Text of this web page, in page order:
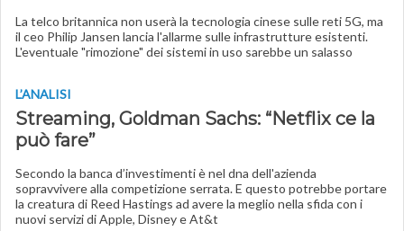
La telco britannica non userà la tecnologia cinese sulle reti 5G, ma
il ceo Philip Jansen lancia l'allarme sulle infrastrutture esistenti.
L'eventuale "rimozione" dei sistemi in uso sarebbe un salasso
L’ANALISI
Streaming, Goldman Sachs: “Netflix ce la
può fare”
Secondo la banca d’investimenti è nel dna dell'azienda
sopravvivere alla competizione serrata. E questo potrebbe portare
la creatura di Reed Hastings ad avere la meglio nella sfida con i
nuovi servizi di Apple, Disney e At&t